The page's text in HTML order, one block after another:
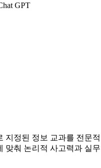
GPT
지정된 정보 교과를 전문
맞춰 논리적 사고력과 실